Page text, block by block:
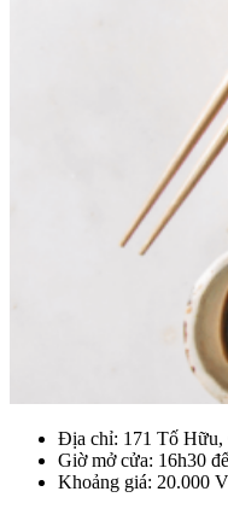
Địa chỉ: 171 Tố Hữu,
Giờ mở cửa: 16h30
Khoảng giá: 20.000